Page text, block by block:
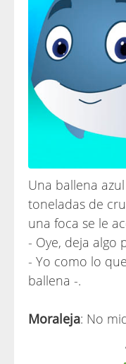
Una ballena
toneladas de
una foca se le
- Oye, deja algo
- Yo como lo
ballena -.
Moraleja: No